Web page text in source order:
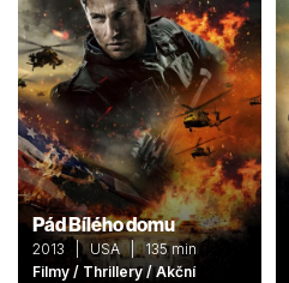
Pád Bílého domu
2013 | USA | 135 min
Filmy / Thrillery / Akční